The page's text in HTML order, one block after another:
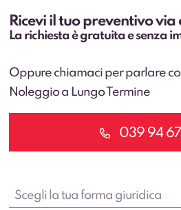
Ricevi il tuo preventivo via
La richiesta è gratuita e senza
Oppure chiamaci per parlare
Noleggio a Lungo Termine
039 94